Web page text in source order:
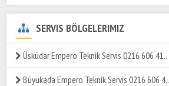
SERVIS BÖLGELERIMIZ
Üsküdar Empero Teknik Servis 0216 606 41..
Büyükada Empero Teknik Servis 0216 606 4..